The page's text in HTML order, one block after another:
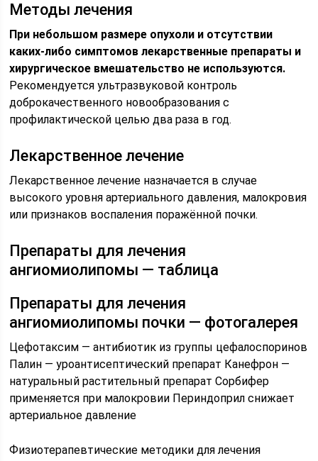
Методы лечения
При небольшом размере опухоли и отсутствии
каких-либо симптомов лекарственные препараты и
хирургическое вмешательство не используются.
Рекомендуется ультразвуковой контроль
доброкачественного новообразования с
профилактической целью два раза в год.
Лекарственное лечение
Лекарственное лечение назначается в случае
высокого уровня артериального давления, малокровия
или признаков воспаления поражённой почки.
Препараты для лечения
ангиомиолипомы — таблица
Препараты для лечения
ангиомиолипомы почки — фотогалерея
Цефотаксим — антибиотик из группы цефалоспоринов
Палин — уроантисептический препарат Канефрон —
натуральный растительный препарат Сорбифер
применяется при малокровии Периндоприл снижает
артериальное давление
Физиотерапевтические методики для лечения